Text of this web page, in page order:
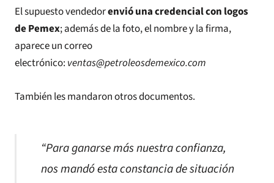
El supuesto vendedorenvió una credencial con logos
de Pemex; además de la foto, el nombre y la firma,
aparece un correo
electrónico: ventas@petroleosdemexico.com
También les mandaron otros documentos.
“Para ganarse más nuestra confianza,
nos mandó esta constancia de situación